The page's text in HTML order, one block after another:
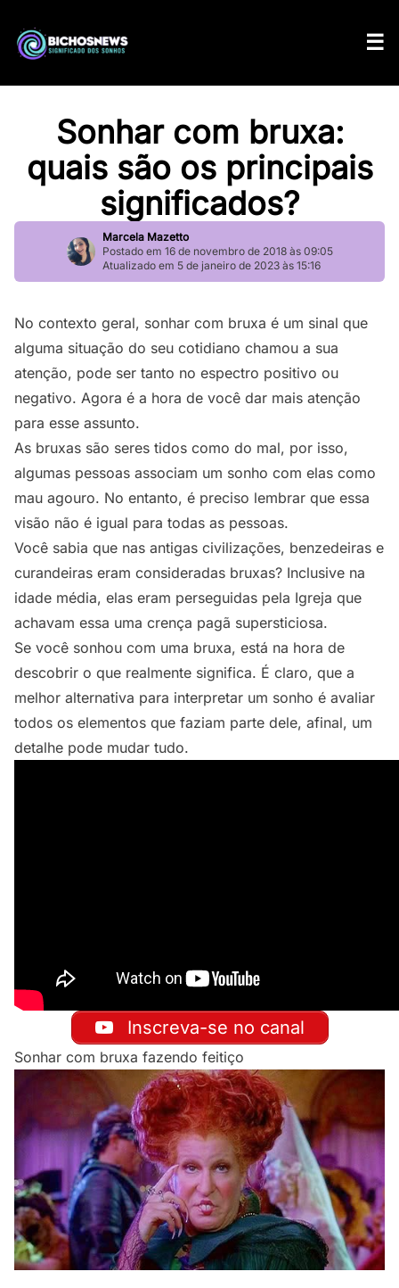
Sonhar com bruxa:
quais são os principais
significados?
Marcela Mazetto
Postado em 16 de novembro de 2018 às 09:05
Atualizado em 5 de janeiro de 2023 às 15:16
No contexto geral, sonhar com bruxa é um sinal que
alguma situação do seu cotidiano chamou a sua
atenção, pode ser tanto no espectro positivo ou
negativo. Agora é a hora de você dar mais atenção
para esse assunto.
As bruxas são seres tidos como do mal, por isso,
algumas pessoas associam um sonho com elas como
mau agouro. No entanto, é preciso lembrar que essa
visão não é igual para todas as pessoas.
Você sabia que nas antigas civilizações, benzedeiras e
curandeiras eram consideradas bruxas? Inclusive na
idade média, elas eram perseguidas pela Igreja que
achavam essa uma crença pagã supersticiosa.
Se você sonhou com uma bruxa, está na hora de
descobrir o que realmente significa. É claro, que a
melhor alternativa para interpretar um sonho é avaliar
todos os elementos que faziam parte dele, afinal, um
detalhe pode mudar tudo.
Inscreva-se no canal
Sonhar com bruxa fazendo feitiço